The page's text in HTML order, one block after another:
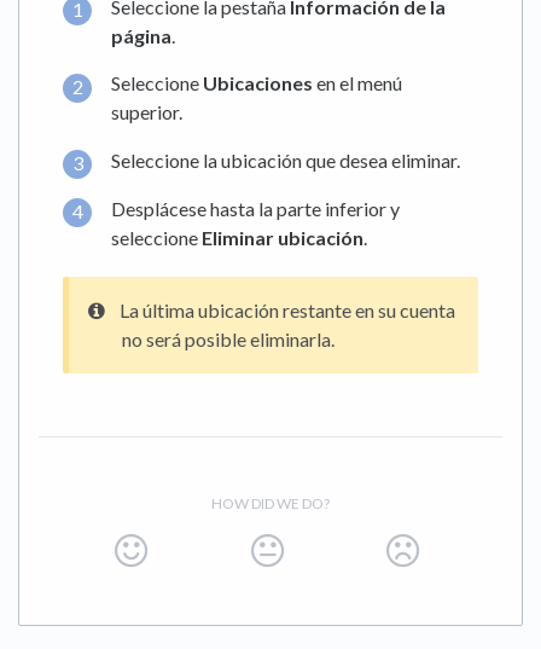
Seleccione la pestaña Información de la
página.
Seleccione Ubicaciones en el menú
superior.
Seleccione la ubicación que desea eliminar.
Desplácese hasta la parte inferior y
seleccione Eliminar ubicación
La última ubicación restante en su cuenta
no será posible eliminarla.
HOW DID WE DO?